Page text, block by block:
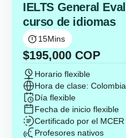
IELTS General
curso de idiomas
15Mins
$195,000 COP
Horario flexible
Hora de clase:
Día flexible
Fecha de inicio flexible
Certificado por el MCER
Profesores nativos